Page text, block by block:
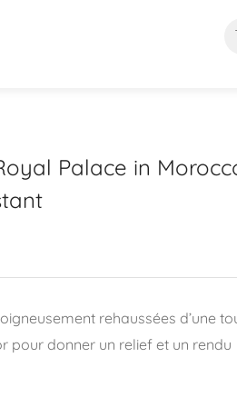
Palace in
rehaussées d’une
pour donner un relief et un rendu